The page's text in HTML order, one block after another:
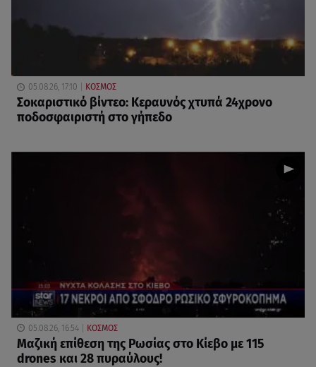
05.08.26, 17:10 ΚΟΣΜΟΣ
Σοκαριστικό βίντεο: Κεραυνός χτυπά 24χρονο
ποδοσφαιριστή στο γήπεδο
05.08.26, 16:54 ΚΟΣΜΟΣ
Μαζική επίθεση της Ρωσίας στο Κίεβο με 115
drones και 28 πυραύλους!